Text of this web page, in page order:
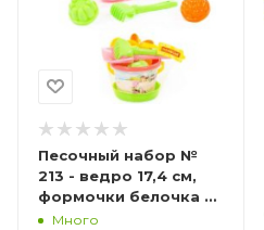
Песочный набор №
213 - ведро 17,4 см,
формочки белочка +
пёсик
Много